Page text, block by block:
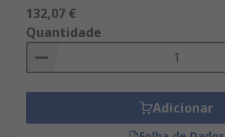
132,07 €
Quantidade
Adicionar